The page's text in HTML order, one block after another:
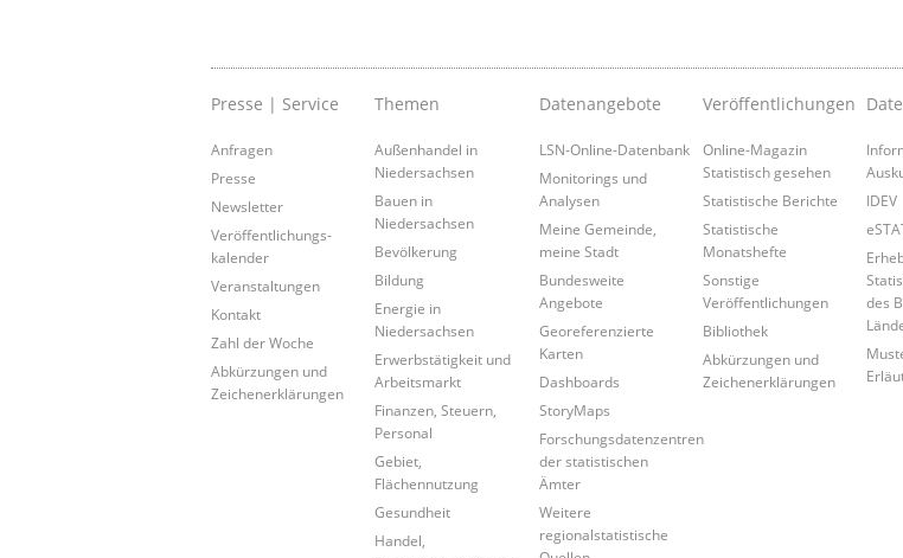
Presse | Service
Anfragen
Presse
Newsletter
Veröffentlichungs-
kalender
Veranstaltungen
Kontakt
Zahl der Woche
Abkürzungen und
Zeichenerklärungen
Themen
Außenhandel in
Niedersachsen
Bauen in
Niedersachsen
Bevölkerung
Bildung
Energie in
Niedersachsen
Erwerbstätigkeit und
Arbeitsmarkt
Finanzen, Steuern,
Personal
Gebiet,
Flächennutzung
Gesundheit
Handel,
Datenangebote
LSN-Online-Datenbank
Monitorings und
Analysen
Meine Gemeinde,
meine Stadt
Bundesweite
Angebote
Georeferenzierte
Karten
Dashboards
StoryMaps
Forschungsdatenzentren
der statistischen
Ämter
Weitere
regionalstatistische
Veröffentlichungen
Online-Magazin
Statistisch gesehen
Statistische Berichte
Statistische
Monatshefte
Sonstige
Veröffentlichungen
Bibliothek
Abkürzungen und
Zeichenerklärungen
IDEV
des